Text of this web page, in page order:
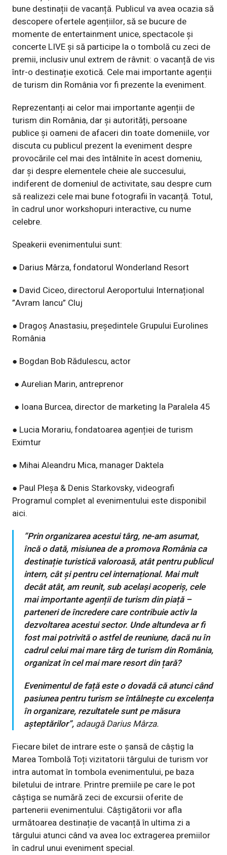
bune destinații de vacanță. Publicul va avea ocazia să
descopere ofertele agențiilor, să se bucure de
momente de entertainment unice, spectacole și
concerte LIVE și să participe la o tombolă cu zeci de
premii, inclusiv unul extrem de râvnit: o vacanță de vis
într-o destinație exotică. Cele mai importante agenții
de turism din România vor fi prezente la eveniment.
Reprezentanți ai celor mai importante agenții de
turism din România, dar și autorități, persoane
publice și oameni de afaceri din toate domeniile, vor
discuta cu publicul prezent la eveniment despre
provocările cel mai des întâlnite în acest domeniu,
dar și despre elementele cheie ale succesului,
indiferent de domeniul de activitate, sau despre cum
să realizezi cele mai bune fotografii în vacanță. Totul,
în cadrul unor workshopuri interactive, cu nume
celebre.
Speakerii evenimentului sunt:
● Darius Mârza, fondatorul Wonderland Resort
● David Ciceo, directorul Aeroportului Internațional
”Avram Iancu” Cluj
● Dragoș Anastasiu, președintele Grupului Eurolines
România
● Bogdan Bob Rădulescu, actor
● Aurelian Marin, antreprenor
● Ioana Burcea, director de marketing la Paralela 45
● Lucia Morariu, fondatoarea agenției de turism
Eximtur
● Mihai Aleandru Mica, manager Daktela
● Paul Pleșa & Denis Starkovsky, videografi
Programul complet al evenimentului este disponibil
aici.
”Prin organizarea acestui târg, ne-am asumat,
încă o dată, misiunea de a promova România ca
destinație turistică valoroasă, atât pentru publicul
intern, cât și pentru cel internațional. Mai mult
decât atât, am reunit, sub același acoperiș, cele
mai importante agenții de turism din piață –
parteneri de încredere care contribuie activ la
dezvoltarea acestui sector. Unde altundeva ar fi
fost mai potrivită o astfel de reuniune, dacă nu în
cadrul celui mai mare târg de turism din România,
organizat în cel mai mare resort din țară?
Evenimentul de față este o dovadă că atunci când
pasiunea pentru turism se întâlnește cu excelența
în organizare, rezultatele sunt pe măsura
așteptărilor”, adaugă Darius Mârza.
Fiecare bilet de intrare este o șansă de câștig la
Marea Tombolă Toți vizitatorii târgului de turism vor
intra automat în tombola evenimentului, pe baza
biletului de intrare. Printre premiile pe care le pot
câștiga se numără zeci de excursii oferite de
partenerii evenimentului. Câștigătorii vor afla
următoarea destinație de vacanță în ultima zi a
târgului atunci când va avea loc extragerea premiilor
în cadrul unui eveniment special.